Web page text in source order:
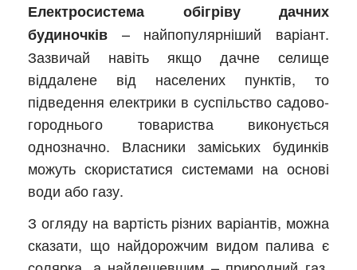
Електросистема обігріву дачних
будиночків – найпопулярніший варіант.
Зазвичай навіть якщо дачне селище
віддалене від населених пунктів, то
підведення електрики в суспільство садово-
городнього товариства виконується
однозначно. Власники заміських будинків
можуть скористатися системами на основі
води або газу.
З огляду на вартість різних варіантів, можна
сказати, що найдорожчим видом палива є